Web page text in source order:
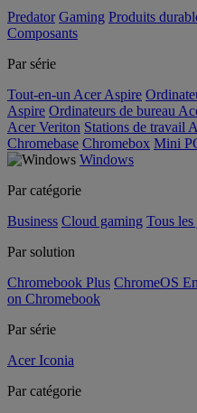
Predator Gaming Produits
Composants
Par série
Tout-en-un Acer Aspire
Aspire Ordinateurs de bureau
Acer Veriton Stations de travail
Chromebase Chromebox Mini
Windows
Par catégorie
Business Cloud gaming Tous
Par solution
Chromebook Plus ChromeOS
on Chromebook
Par série
Acer Iconia
Par catégorie